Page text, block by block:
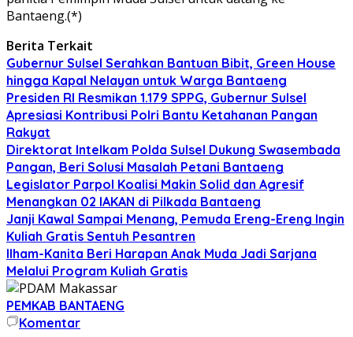
Bantaeng.(*)
Berita Terkait
Gubernur Sulsel Serahkan Bantuan Bibit, Green House
hingga Kapal Nelayan untuk Warga Bantaeng
Presiden RI Resmikan 1.179 SPPG, Gubernur Sulsel
Apresiasi Kontribusi Polri Bantu Ketahanan Pangan
Rakyat
Direktorat Intelkam Polda Sulsel Dukung Swasembada
Pangan, Beri Solusi Masalah Petani Bantaeng
Legislator Parpol Koalisi Makin Solid dan Agresif
Menangkan 02 IAKAN di Pilkada Bantaeng
Janji Kawal Sampai Menang, Pemuda Ereng-Ereng Ingin
Kuliah Gratis Sentuh Pesantren
Ilham-Kanita Beri Harapan Anak Muda Jadi Sarjana
Melalui Program Kuliah Gratis
PEMKAB BANTAENG
Komentar